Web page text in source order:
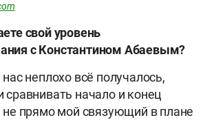
свой уровень
с Константином Абаевым?
неплохо всё получалось,
сравнивать начало и конец
не прямо мой связующий в плане